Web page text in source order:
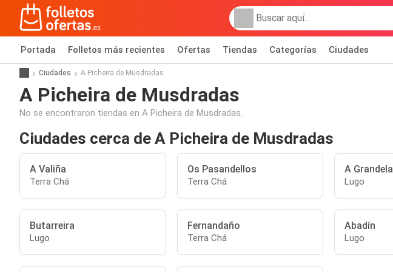
Portada Folletos más recientes Ofertas Tiendas Categorías Ciudades
Ciudades A Picheira de Musdradas
A Picheira de Musdradas
No se encontraron tiendas en A Picheira de Musdradas.
Ciudades cerca de A Picheira de Musdradas
A Valiña
Terra Chá
Os Pasandellos
Terra Chá
A Grandela
Lugo
Butarreira
Lugo
Fernandaño
Terra Chá
Abadín
Lugo